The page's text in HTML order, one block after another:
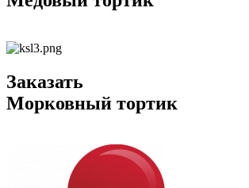
Заказать
Морковный тортик